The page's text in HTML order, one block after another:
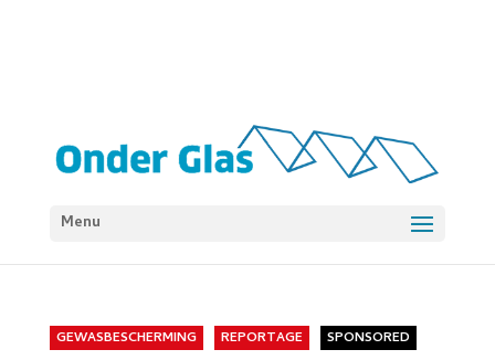
Menu
GEWASBESCHERMING REPORTAGE SPONSORED